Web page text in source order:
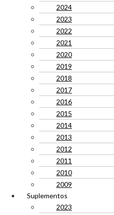
2024
2023
2022
2021
2020
2019
2018
2017
2016
2015
2014
2013
2012
2011
2010
2009
Suplementos
2023